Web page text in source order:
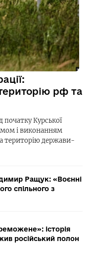
рф та
початку Курської
і виконанням
територію держави-
Ращук: «Воєнні
спільного з
історія
російський полон